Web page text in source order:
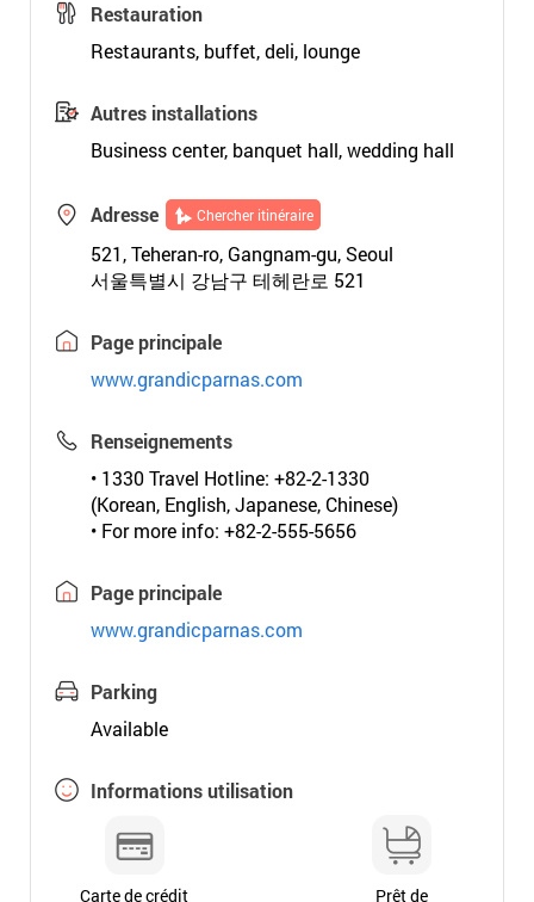
Restauration
Restaurants, buffet, deli, lounge
Autres installations
Business center, banquet hall, wedding hall
Adresse Chercher itinéraire
521, Teheran-ro, Gangnam-gu, Seoul
서울특별시 강남구 테헤란로 521
Page principale
www.grandicparnas.com
Renseignements
• 1330 Travel Hotline: +82-2-1330
(Korean, English, Japanese, Chinese)
• For more info: +82-2-555-5656
Page principale
www.grandicparnas.com
Parking
Available
Informations utilisation
Carte de crédit Prêt de